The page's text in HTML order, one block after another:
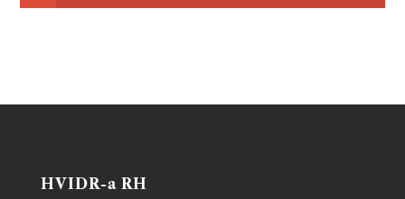
HVIDR-a RH